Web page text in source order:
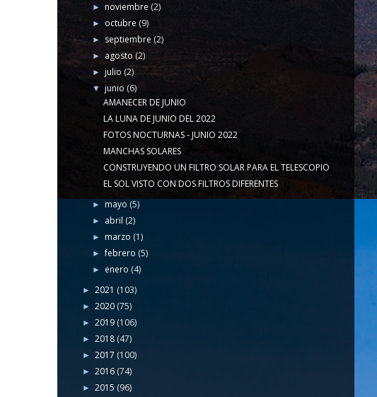
►noviembre(2)
► octubre (9)
► septiembre (2)
► agosto(2)
►julio (2)
▼junio (6)
AMANECER DE JUNIO
LA LUNA DE JUNIO DEL 2022
FOTOS NOCTURNAS - JUNIO 2022
MANCHAS SOLARES
CONSTRUYENDO UN FILTRO SOLAR PARA EL TELESCOPIO
EL SOL VISTO CON DOS FILTROS DIFERENTES
►mayo (5)
► abril (2)
►marzo (1)
►febrero (5)
► enero (4)
► 2021 (103)
► 2020 (75)
► 2019 (106)
► 2018 (47)
► 2017 (100)
► 2016 (74)
► 2015 (96)